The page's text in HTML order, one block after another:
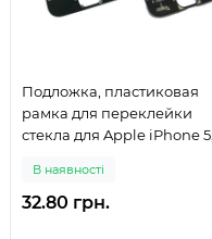
Подложка, пластиковая
рамка для переклейки
стекла для Apple iPhone 5,
В наявності
32.80 грн.